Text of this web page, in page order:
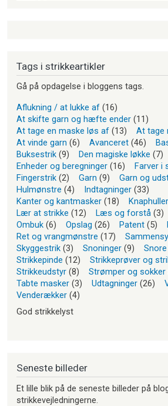
Tags i strikkeartikler
Gå på opdagelse i bloggens tags.
Aflukning / at lukke af (16)
At skifte garn og hæfte ender (11)
At tage en maske løs af (13) At tage
At vinde garn (6) Avanceret (46)
Buksestrik (9) Den magiske løkke (7)
Enheder og beregninger (16) Farver i
Fingerstrik (2) Garn (9) Garn og
Hulmønstre (4) Indtagninger (33)
Kanter og kantmasker (18) Knaphuller
Lær at strikke (12) Læs og forstå (3)
Ombuk (6) Opslag (26) Patent (5)
Ret og vrangmønstre (17)
Skyggestrik (3) Snoninger (9) Snore
Strikkepinde (12) Strikkeprøver og
Strikkeudstyr (8) Strømper og sokker
Tabte masker (3) Udtagninger (26)
Venderækker (4)
God strikkelyst
Seneste billeder
Et lille blik på de seneste billeder på
strikkevejledningerne.